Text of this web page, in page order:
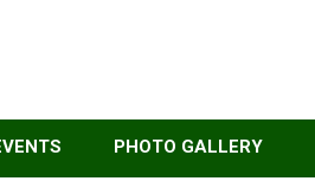
PHOTO GALLERY